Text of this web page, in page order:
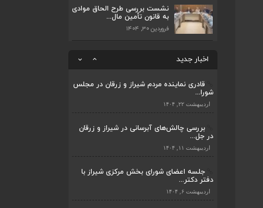
نشست بررسی طرح الحاق موادی
به قانون تأمین مال...
فروردین ۳۰, ۱۴۰۴
اخبار جدید
ارتق...
اردیبهشت ۲۳, ۱۴۰۴
اردیبهشت ۲۳, ۱۴۰۴
قادری نماینده مردم شیراز و زرقان در مجلس
شورا...
اردیبهشت ۲۲, ۱۴۰۴
بررسی چالش‌های آبرسانی در شیراز و زرقان
در جل...
اردیبهشت ۱۱, ۱۴۰۴
جلسه اعضای شورای بخش مرکزی شیراز با
دفتر دکتر...
اردیبهشت ۶, ۱۴۰۴
به اصفه...
قادری نماینده مردم شیراز و زرقان در مجلس
شورا...
بررسی چالش‌های آبرسانی در شیراز و زرقان
در جل...